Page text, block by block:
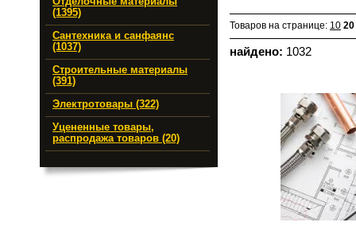
(1395)
Сантехника и санфаянс
(1037)
Строительные материалы
(391)
Электротовары (322)
Уцененные товары,
распродажа товаров (20)
Товаров на странице: 10 20
найдено: 1032